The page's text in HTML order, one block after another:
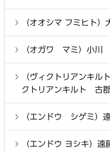
（オオシマ フミヒト）
（オガワ マミ）小川
（ヴィクトリアンキ
クトリアンキルト 古
（エンドウ シゲミ）
（エンドウ ヨシキ）遠